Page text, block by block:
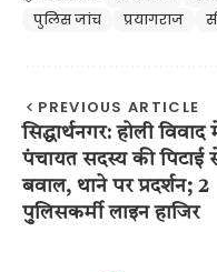
पुलिस जांच
प्रयागराज
PREVIOUS ARTICLE
सिद्धार्थनगर: होली विवाद
पंचायत सदस्य की पिटाई
बवाल, थाने पर प्रदर्शन; 2
पुलिसकर्मी लाइन हाजिर